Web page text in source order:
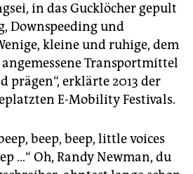
in das Gucklöcher gepult
Downspeeding und
kleine und ruhige, dem
Transportmittel
prägen“, erklärte 2013 der
E-Mobility Festivals.
beep, beep, little voices
…“ Oh, Randy Newman, du